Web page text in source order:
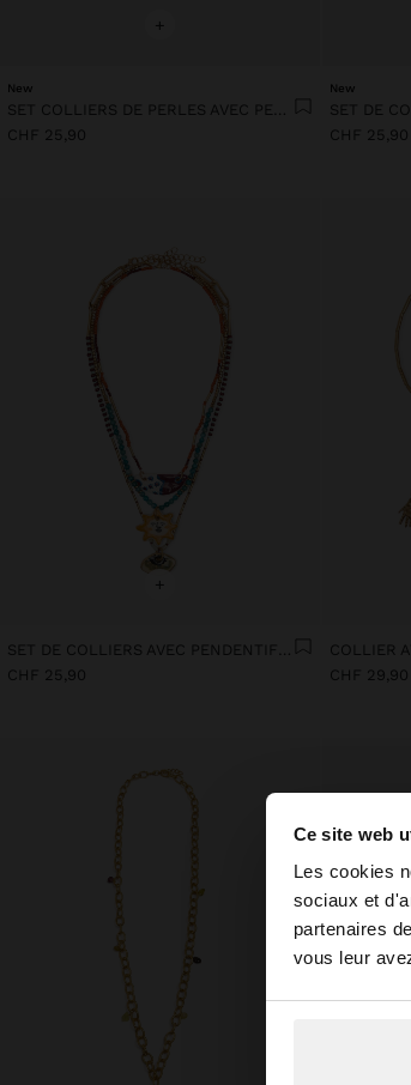
Ce site web
Les cookies
sociaux et
partenaires
vous leur
Vous
+
New
CHF 25,90
New
CHF 25,90
+
CHF 25,90
CHF 29,90